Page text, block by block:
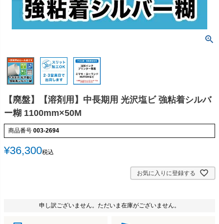
【廃盤】【溶剤用】中長期用 光沢塩ビ 強粘着シルバ
ー糊 1100mm×50M
商品番号 003-2694
¥36,300税込
お気に入りに登録する
申し訳ございません。ただいま在庫がございません。